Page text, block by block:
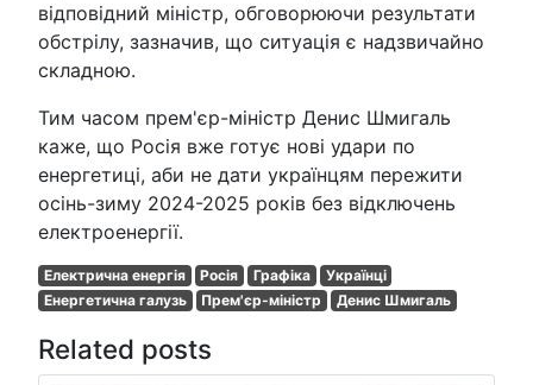
відповідний міністр, обговорюючи результати
обстрілу, зазначив, що ситуація є надзвичайно
складною.
Тим часом прем'єр-міністр Денис Шмигаль
каже, що Росія вже готує нові удари по
енергетиці, аби не дати українцям пережити
осінь-зиму 2024-2025 років без відключень
електроенергії.
Електрична енергія Росія Графіка
Українці
Енергетична галузь
Прем'єр-міністр Денис Шмигаль
Related posts